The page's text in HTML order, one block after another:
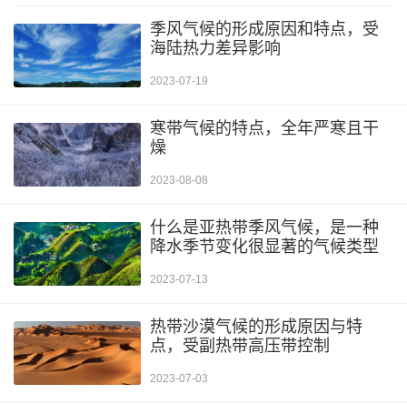
季风气候的形成原因和特点，受
海陆热力差异影响
2023-07-19
寒带气候的特点，全年严寒且干
燥
2023-08-08
什么是亚热带季风气候，是一种
降水季节变化很显著的气候类型
2023-07-13
热带沙漠气候的形成原因与特
点，受副热带高压带控制
2023-07-03